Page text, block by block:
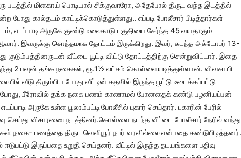
படத்தில் மிளகாய் பொடியால் சிக்குவாரோ, அதேபோல் திருட வந்த இடத்தில்
போது கால்தடம் காட்டிக்கொடுத்துள்ளது.. எப்படி போலீசார் பிடித்தார்கள்
எடப்பாடி அருகே குண்டுமலைகாடு பகுதியை சேர்ந்த 45 வயதாகும்
இவருக்கு சொந்தமாக தோட்டம் இருக்கிறது. இவர், கடந்த அக்டோபர் 13-
வீட்டை பூட்டி விட்டு தோட்டத்திற்கு சென்றுவிட்டார். இதை
2 பவுன் தங்க நகைகள், ரூ.1½ லட்சம் கொள்ளையடித்துள்ளான். விவசாயி
வீடு திரும்பிய போது வீட்டின் கதவில் இருந்த பூட்டு உடைக்கப்பட்டு
போது, பீரோவில் தங்க நகை பணம் காணாமல் போனதைக் கண்டு பழனியப்பன்
அருகே உள்ள பூலாம்பட்டி போலீசில் புகார் செய்தார். புகாரின் பேரில்
செய்து விசாரணை நடத்தினர்.கொள்ளை நடந்த வீட்டை போலீசார் நேரில் வந்து
நகை- பணத்தை திருட வெளியூர் நபர் வரவில்லை என்பதை கண்டுபிடித்தனர்.
இருப்பதை உறுதி செய்தனர். வீட்டில் இருந்த தடயங்களை பதிவு